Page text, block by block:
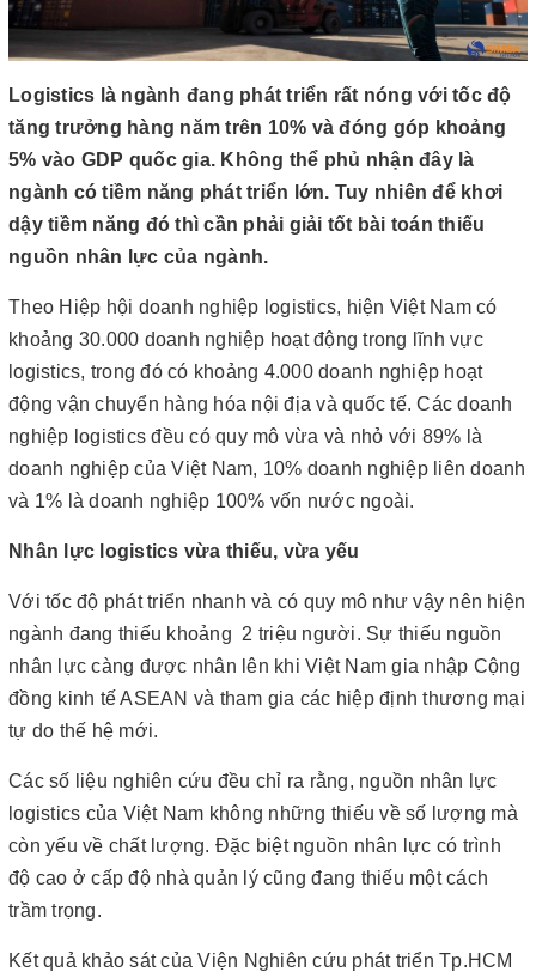
Logistics là ngành đang phát triển rất nóng với tốc độ
tăng trưởng hàng năm trên 10% và đóng góp khoảng
5% vào GDP quốc gia. Không thể phủ nhận đây là
ngành có tiềm năng phát triển lớn. Tuy nhiên để khơi
dậy tiềm năng đó thì cần phải giải tốt bài toán thiếu
nguồn nhân lực của ngành.
Theo Hiệp hội doanh nghiệp logistics, hiện Việt Nam có
khoảng 30.000 doanh nghiệp hoạt động trong lĩnh vực
logistics, trong đó có khoảng 4.000 doanh nghiệp hoạt
động vận chuyển hàng hóa nội địa và quốc tế. Các doanh
nghiệp logistics đều có quy mô vừa và nhỏ với 89% là
doanh nghiệp của Việt Nam, 10% doanh nghiệp liên doanh
và 1% là doanh nghiệp 100% vốn nước ngoài.
Nhân lực logistics vừa thiếu, vừa yếu
Với tốc độ phát triển nhanh và có quy mô như vậy nên hiện
ngành đang thiếu khoảng 2 triệu người. Sự thiếu nguồn
nhân lực càng được nhân lên khi Việt Nam gia nhập Cộng
đồng kinh tế ASEAN và tham gia các hiệp định thương mại
tự do thế hệ mới.
Các số liệu nghiên cứu đều chỉ ra rằng, nguồn nhân lực
logistics của Việt Nam không những thiếu về số lượng mà
còn yếu về chất lượng. Đặc biệt nguồn nhân lực có trình
độ cao ở cấp độ nhà quản lý cũng đang thiếu một cách
trầm trọng.
Kết quả khảo sát của Viện Nghiên cứu phát triển Tp.HCM